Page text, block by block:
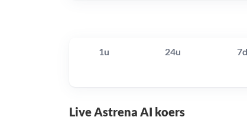
1u 24u 7d
Live Astrena AI koers